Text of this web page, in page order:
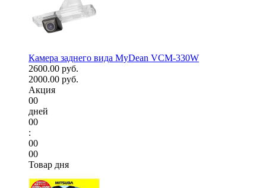
Камера заднего вида MyDean VCM-330W
2600.00 руб.
2000.00 руб.
Акция
00
дней
00
:
00
00
Товар дня